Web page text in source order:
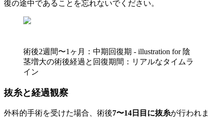
復の途中であることを忘れないでください。
術後2週間〜1ヶ月：中期回復期 - illustration for 陰
茎増大の術後経過と回復期間：リアルなタイムラ
イン
抜糸と経過観察
外科的手術を受けた場合、術後7〜14日目に抜糸が行われま